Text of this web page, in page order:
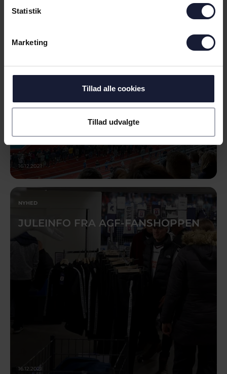
Statistik
Marketing
Tillad alle cookies
Tillad udvalgte
16.12.2021
NYHED
JULEINFO FRA AGF-FANSHOPPEN
16.12.2021